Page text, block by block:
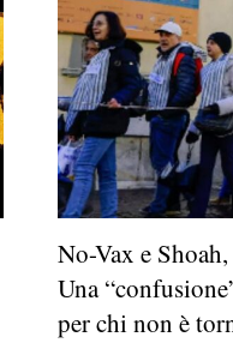
No-Vax e
Una
per chi non è